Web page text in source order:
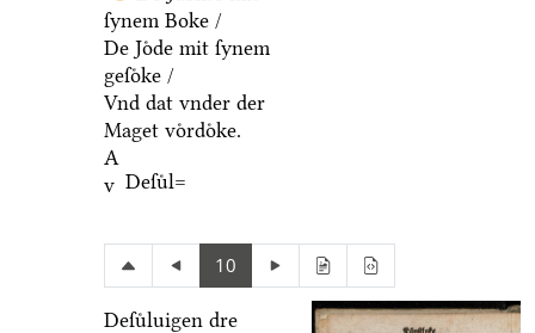
ſynem Boke /
De Joͤde mit ſynem
geſoͤke /
Vnd dat vnder der
Maget voͤrdoͤke.
A
v Deſuͤl=
10
Deſuͤluigen dre